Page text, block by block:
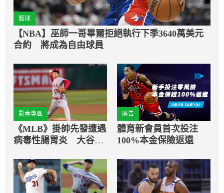
籃球
【NBA】巫師一哥畢爾拒絕執行下季3640萬美元
合約 將成為自由球員
影音專區
《MLB》掛帥先發遭遇
病毒性腸胃炎 大谷翔
廣告
體育新會員首次投注
100%本金保險返還